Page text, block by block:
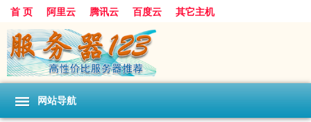
首 页 阿里云 腾讯云 百度云 其它主机
网站导航